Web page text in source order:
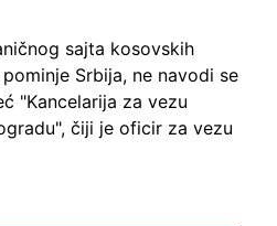
sajta kosovskih
Srbija, ne navodi se
"Kancelarija za vezu
čiji je oficir za vezu